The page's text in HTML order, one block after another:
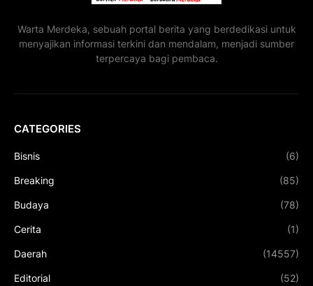
Warta Merdeka, sebuah portal berita yang berdedikasi untuk
menyajikan informasi terkini dan mendalam, menjadi sumber
terpercaya bagi pembaca.
CATEGORIES
Bisnis (6)
Breaking (85)
Budaya (78)
Cerita (1)
Daerah (14557)
Editorial (52)